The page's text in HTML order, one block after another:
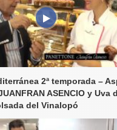
2ª temporada –
ASENCIO y Uva
del Vinalopó